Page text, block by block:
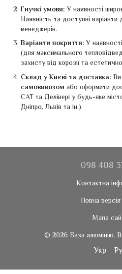
Гнучкі умови: У наявності
Наявність та доступні
менеджерів.
Варіанти покриття: У
(для максимального
захисту від корозії та
Склад у Києві та доставка: Ви
самовивозом або оформити
САТ та Делівері у будь-яке
Дніпро, Львів та ін.).
098 408
Контактна
Повна
Мапа
© 2026 База алюмінію.
Укр